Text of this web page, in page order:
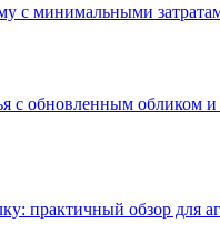
с минимальными
с обновленным обликом
практичный обзор для